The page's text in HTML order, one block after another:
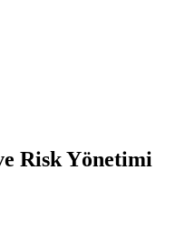
Risk Yönetimi